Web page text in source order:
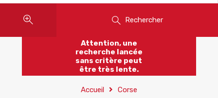
Rechercher
Attention, une
recherche lancée
sans critère peut
être très lente.
Accueil Corse